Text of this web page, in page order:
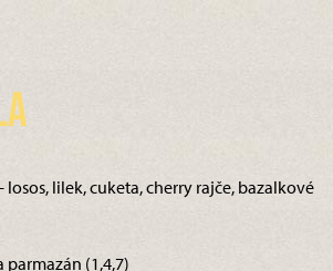
losos, lilek, cuketa, cherry rajče, bazalkové
(1,4,7)